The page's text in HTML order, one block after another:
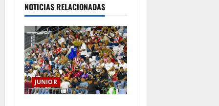
NOTICIAS RELACIONADAS
JUNIOR